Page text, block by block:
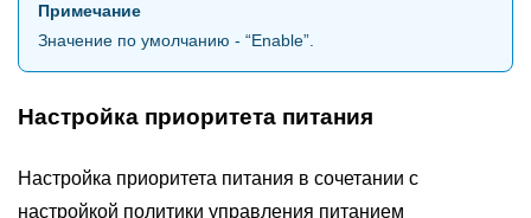
Примечание
Значение по умолчанию - “Enable”.
Настройка приоритета питания
Настройка приоритета питания в сочетании с
настройкой политики управления питанием